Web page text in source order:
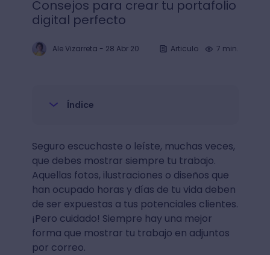
Consejos para crear tu portafolio
digital perfecto
Ale Vizarreta - 28 Abr 20 Articulo 7 min.
Índice
Seguro escuchaste o leíste, muchas veces,
que debes mostrar siempre tu trabajo.
Aquellas fotos, ilustraciones o diseños que
han ocupado horas y días de tu vida deben
de ser expuestas a tus potenciales clientes.
¡Pero cuidado! Siempre hay una mejor
forma que mostrar tu trabajo en adjuntos
por correo.